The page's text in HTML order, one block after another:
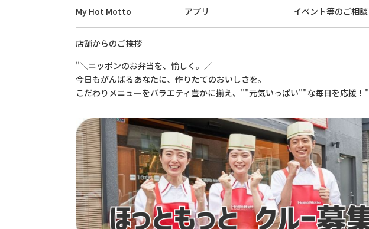
My Hot Motto アプリ イベント等のご相談
店舗からのご挨拶
"＼ニッポンのお弁当を、愉しく。／
今日もがんばるあなたに、作りたてのおいしさを。
こだわりメニューをバラエティ豊かに揃え、""元気いっぱい""な毎日を応援！"